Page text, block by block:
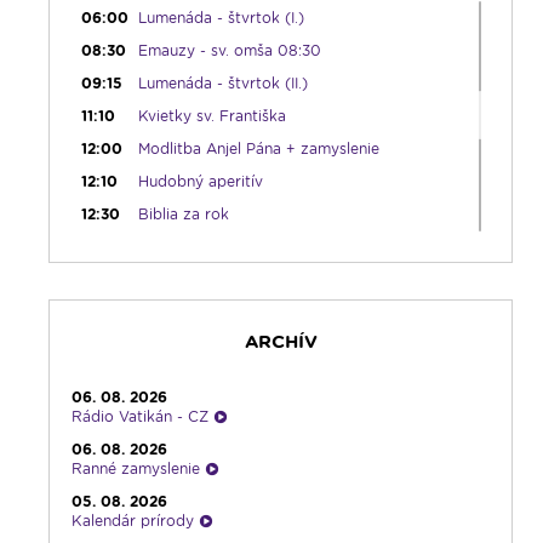
06:00
Lumenáda - štvrtok (I.)
08:30
Emauzy - sv. omša 08:30
09:15
Lumenáda - štvrtok (II.)
11:10
Kvietky sv. Františka
12:00
Modlitba Anjel Pána + zamyslenie
12:10
Hudobný aperitív
12:30
Biblia za rok
Emauzy - sv. omša 18:00
19:30
Vešpery
19:45
Rádio Vatikán - SK
20:00
Rozprávka na dobrú noc
20:10
História a my
ARCHÍV
06. 08. 2026
Rádio Vatikán - CZ
06. 08. 2026
Ranné zamyslenie
05. 08. 2026
Kalendár prírody